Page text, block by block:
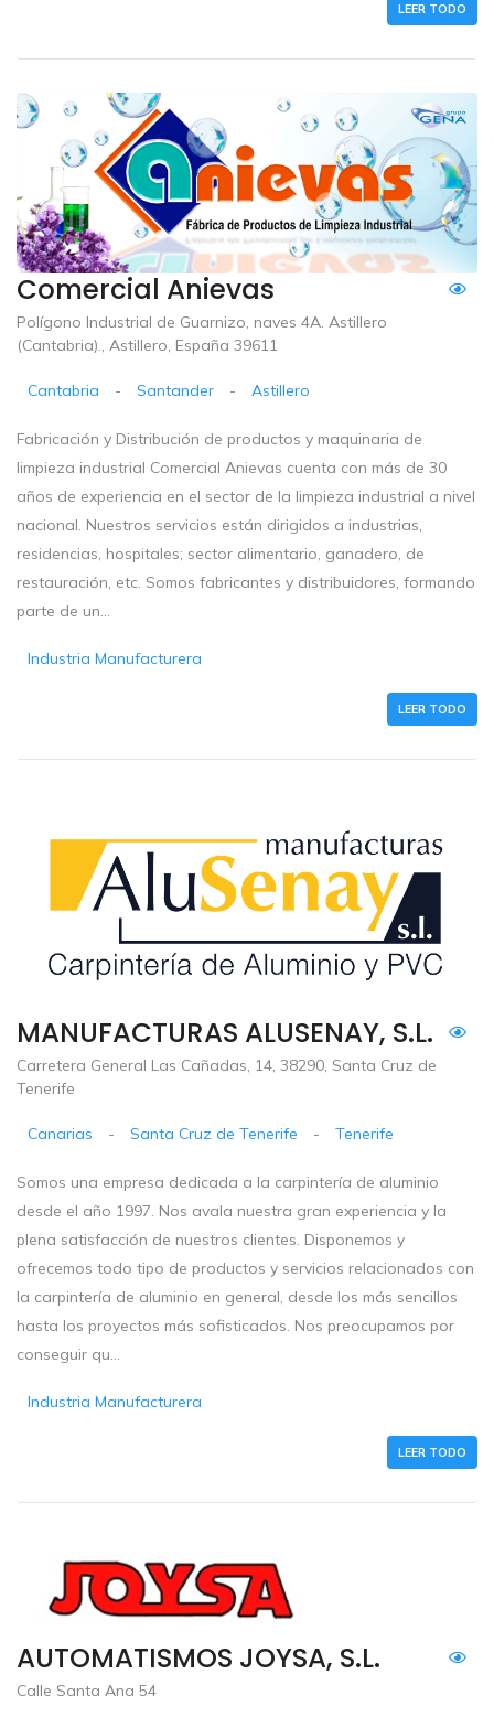
LEER TODO
Comercial Anievas
Polígono Industrial de Guarnizo, naves 4A. Astillero
(Cantabria)., Astillero, España 39611
Cantabria - Santander - Astillero
Fabricación y Distribución de productos y maquinaria de
limpieza industrial Comercial Anievas cuenta con más de 30
años de experiencia en el sector de la limpieza industrial a nivel
nacional. Nuestros servicios están dirigidos a industrias,
residencias, hospitales; sector alimentario, ganadero, de
restauración, etc. Somos fabricantes y distribuidores, formando
parte de un...
Industria Manufacturera
LEER TODO
MANUFACTURAS ALUSENAY, S.L.
Carretera General Las Cañadas, 14, 38290, Santa Cruz de
Tenerife
Canarias - Santa Cruz de Tenerife - Tenerife
Somos una empresa dedicada a la carpintería de aluminio
desde el año 1997. Nos avala nuestra gran experiencia y la
plena satisfacción de nuestros clientes. Disponemos y
ofrecemos todo tipo de productos y servicios relacionados con
la carpintería de aluminio en general, desde los más sencillos
hasta los proyectos más sofisticados. Nos preocupamos por
conseguir qu...
Industria Manufacturera
LEER TODO
AUTOMATISMOS JOYSA, S.L.
Calle Santa Ana 54